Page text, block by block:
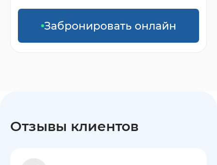
Забронировать онлайн
Отзывы клиентов